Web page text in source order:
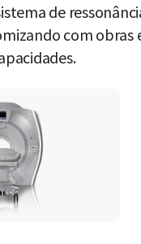
de
com obras